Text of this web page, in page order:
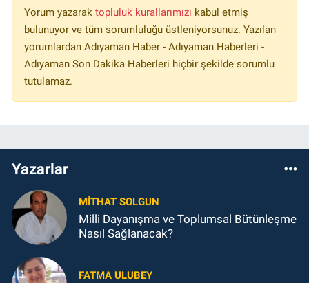
Yorum yazarak topluluk kurallarımızı kabul etmiş
bulunuyor ve tüm sorumluluğu üstleniyorsunuz. Yazılan
yorumlardan Adıyaman Haber - Adıyaman Haberleri -
Adıyaman Son Dakika Haberleri hiçbir şekilde sorumlu
tutulamaz.
Yazarlar
MITHAT SOLGUN
Milli Dayanışma ve Toplumsal Bütünleşme
Nasıl Sağlanacak?
FATMA ULUBEY